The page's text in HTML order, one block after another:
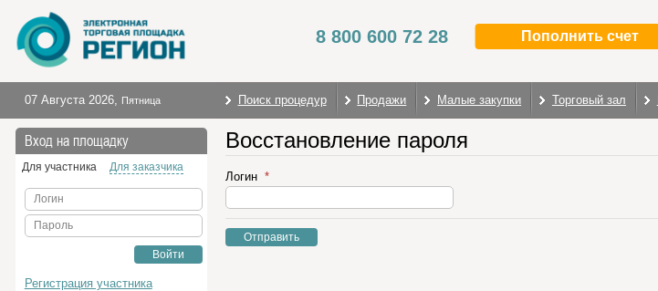
8 800 600 72 28 Пополнить счет
07 Августа 2026, Пятница Поиск процедур Продажи Малые закупки Торговый зал
Вход на площадку
Для участника Для заказчика
Логин
Пароль
Войти
Регистрация участника
Восстановление пароля
Логин
Отправить